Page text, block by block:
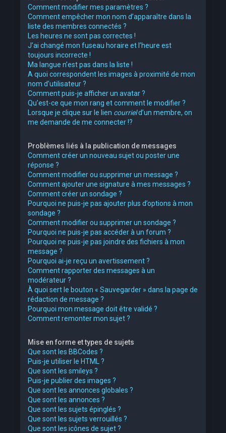
Comment modifier mes paramètres ?
Comment empêcher mon nom d’apparaître dans la
liste des membres connectés ?
Les heures ne sont pas correctes !
J’ai changé mon fuseau horaire et l’heure est
toujours incorrecte !
Ma langue n’est pas dans la liste !
A quoi correspondent les images à proximité de mon
nom d’utilisateur ?
Comment puis-je afficher un avatar ?
Qu’est-ce que mon rang et comment le modifier ?
Lorsque je clique sur le lien courrield’un membre, on
me demande de me connecter !?
Problèmes liés à la publication de messages
Comment créer un nouveau sujet ou poster une
réponse ?
Comment modifier ou supprimer un message ?
Comment ajouter une signature à mes messages ?
Comment créer un sondage ?
Pourquoi ne puis-je pas ajouter plus d’options à mon
sondage ?
Comment modifier ou supprimer un sondage ?
Pourquoi ne puis-je pas accéder à un forum ?
Pourquoi ne puis-je pas joindre des fichiers à mon
message ?
Pourquoi ai-je reçu un avertissement ?
Comment rapporter des messages à un
modérateur ?
À quoi sert le bouton « Sauvegarder » dans la page de
rédaction de message ?
Pourquoi mon message doit être validé ?
Comment remonter mon sujet ?
Mise en forme et types de sujets
Que sont les BBCodes ?
Puis-je utiliser le HTML ?
Que sont les smileys ?
Puis-je publier des images ?
Que sont les annonces globales ?
Que sont les annonces ?
Que sont les sujets épinglés ?
Que sont les sujets verrouillés ?
Que sont les icônes de sujet ?